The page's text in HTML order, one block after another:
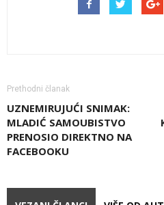
Prethodni članak
UZNEMIRUJUĆI SNIMAK:
MLADIĆ SAMOUBISTVO
PRENOSIO DIREKTNO NA
FACEBOOKU